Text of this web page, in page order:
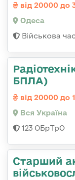
від 20000 до
Одеса
Військова
БПЛА)
від 20000 до
Вся Україна
123 ОБрТрО
Старший